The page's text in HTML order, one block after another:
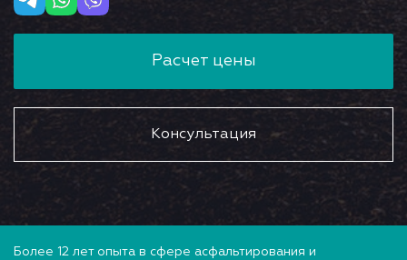
Расчет цены
Консультация
Более 12 лет опыта в сфере асфальтирования и